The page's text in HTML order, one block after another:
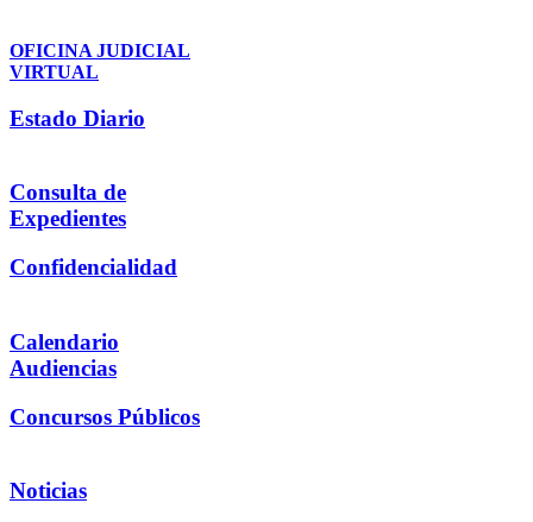
OFICINA JUDICIAL
VIRTUAL
Estado Diario
Consulta de
Expedientes
Confidencialidad
Calendario
Audiencias
Concursos Públicos
Noticias